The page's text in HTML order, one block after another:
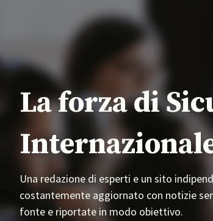
La forza di
Una redazione di esperti e un sito
costantemente aggiornato con notizie
fonte e riportate in modo obiettivo.